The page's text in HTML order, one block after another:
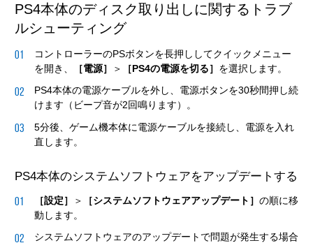
PS4本体のディスク取り出しに関するトラブ
ルシューティング
コントローラーのPSボタンを長押ししてクイックメニュー
を開き、
［電源］ ＞ ［PS4の電源を切る］ を選択します。
PS4本体の電源ケーブルを外し、電源ボタンを30秒間押し続
けます（ビープ音が2回鳴ります）。
5分後、ゲーム機本体に電源ケーブルを接続し、電源を入れ
直します。
PS4本体のシステムソフトウェアをアップデートする
［設定］ ＞ ［システムソフトウェアアップデート］ の順に移
動します。
システムソフトウェアのアップデートで問題が発生する場合